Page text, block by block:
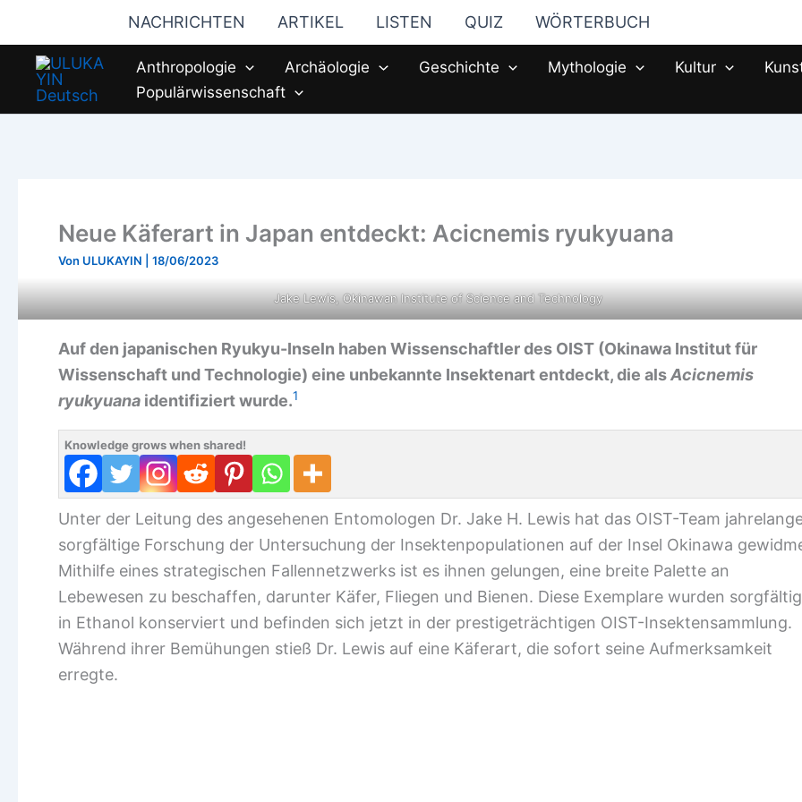
springen
NACHRICHTEN ARTIKEL LISTEN QUIZ WÖRTERBUCH
Anthropologie Archäologie Geschichte Mythologie Kultur
Populärwissenschaft
Neue Käferart in Japan entdeckt: Acicnemis ryukyuana
Von ULUKAYIN 18/06/2023
Jake Lewis, Okinawan Institute of Science and Technology
Auf den japanischen Ryukyu-Inseln haben Wissenschaftler des OIST (Okinawa Institut für
Wissenschaft und Technologie) eine unbekannte Insektenart entdeckt, die alsAcicnemis
ryukyuana identifiziert wurde.1
Knowledge grows when shared!
Unter der Leitung des angesehenen Entomologen Dr. Jake H. Lewis hat das OIST-Team
sorgfältige Forschung der Untersuchung der Insektenpopulationen auf der Insel Okinawa
Mithilfe eines strategischen Fallennetzwerks ist es ihnen gelungen, eine breite Palette an
Lebewesen zu beschaffen, darunter Käfer, Fliegen und Bienen. Diese Exemplare wurden sorgfältig
in Ethanol konserviert und befinden sich jetzt in der prestigeträchtigen OIST-Insektensammlung.
Während ihrer Bemühungen stieß Dr. Lewis auf eine Käferart, die sofort seine Aufmerksamkeit
erregte.